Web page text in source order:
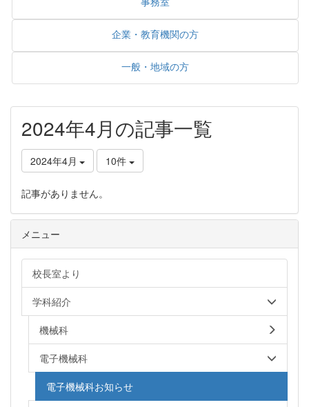
企業・教育機関の方
一般・地域の方
2024年4月の記事一覧
2024年4月 10件
記事がありません。
メニュー
校長室より
学科紹介
機械科
電子機械科
電子機械科お知らせ